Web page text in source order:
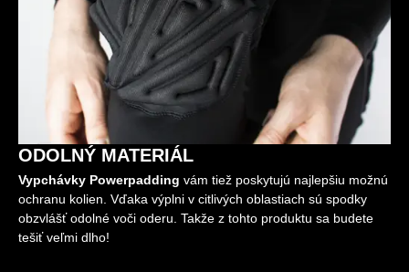
ODOLNÝ MATERIÁL
Vypchávky Powerpadding vám tiež poskytujú najlepšiu možnú
ochranu kolien. Vďaka výplni v citlivých oblastiach sú spodky
obzvlášť odolné voči oderu. Takže z tohto produktu sa budete
tešiť veľmi dlho!